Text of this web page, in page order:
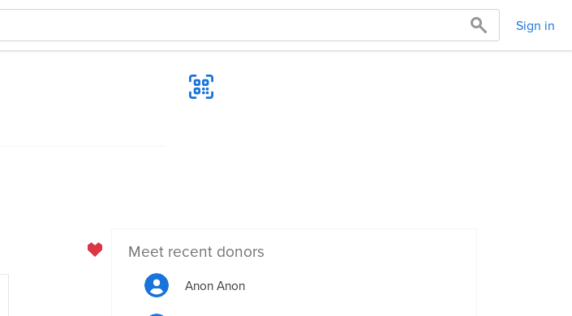
Sign in
Meet recent donors
Anon Anon